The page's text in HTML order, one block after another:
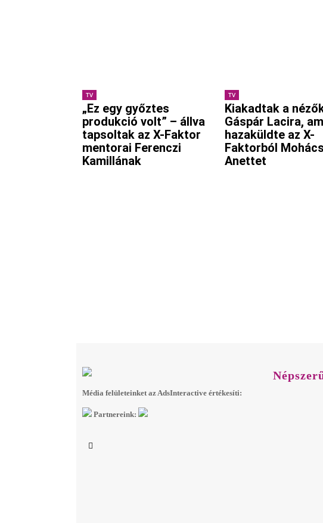
TV
„Ez egy győztes
produkció volt” – állva
tapsoltak az X-Faktor
mentorai Ferenczi
Kamillának
TV
Kiakadtak a
Gáspár Lacira,
hazaküldte az X-
Faktorból
Anettet
Média felületeinket az AdsInteractive értékesíti:
Partnereink: